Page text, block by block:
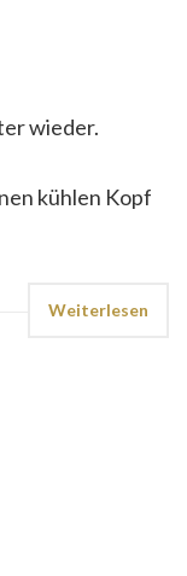
wieder.
kühlen Kopf
Weiterlesen